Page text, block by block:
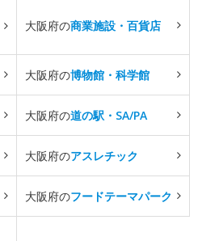
大阪府の商業施設・百貨店
大阪府の博物館・科学館
大阪府の道の駅・SA/PA
大阪府のアスレチック
大阪府のフードテーマパーク